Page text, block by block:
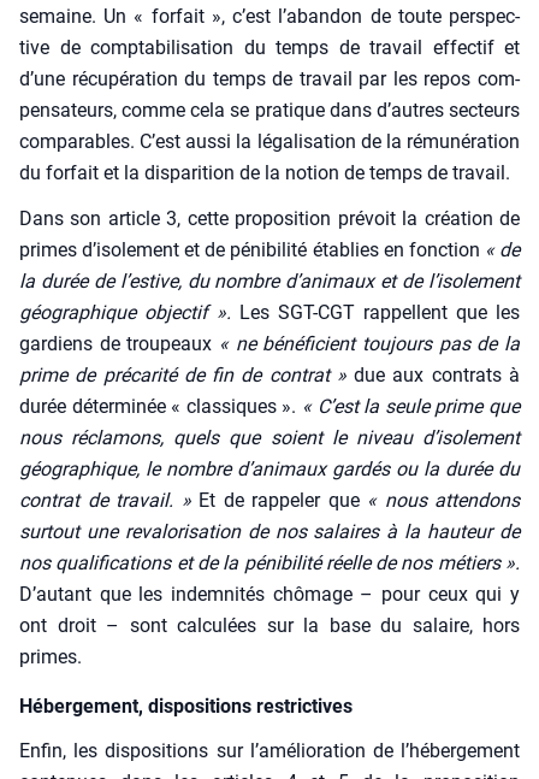
semaine. Un « for­fait », c’est l’abandon de toute pers­pec­
tive de comp­ta­bi­li­sa­tion du temps de tra­vail effec­tif et
d’une récu­pé­ra­tion du temps de tra­vail par les repos com­
pen­sa­teurs, comme cela se pra­tique dans d’autres sec­teurs
com­pa­rables. C’est aus­si la léga­li­sa­tion de la rému­né­ra­tion
du for­fait et la dis­pa­ri­tion de la notion de temps de tra­vail.
Dans son article 3, cette pro­po­si­tion pré­voit la créa­tion de
primes d’isolement et de péni­bi­li­té éta­blies en fonc­tion « de
la durée de l’estive, du nombre d’animaux et de l’isolement
géo­gra­phique objec­tif ». Les SGT-CGT rap­pellent que les
gar­diens de trou­peaux « ne béné­fi­cient tou­jours pas de la
prime de pré­ca­ri­té de fin de contrat »due aux contrats à
durée déter­mi­née « clas­siques ». « C’est la seule prime que
nous récla­mons, quels que soient le niveau d’isolement
géo­gra­phique, le nombre d’animaux gar­dés ou la durée du
contrat de tra­vail. » Et de rap­pe­ler que « nous atten­dons
sur­tout une reva­lo­ri­sa­tion de nos salaires à la hau­teur de
nos qua­li­fi­ca­tions et de la péni­bi­li­té réelle de nos métiers ».
D’autant que les indem­ni­tés chô­mage – pour ceux qui y
ont droit – sont cal­cu­lées sur la base du salaire, hors
primes.
Hébergement, dispositions restrictives
Enfin, les dis­po­si­tions sur l’amélioration de l’hébergement